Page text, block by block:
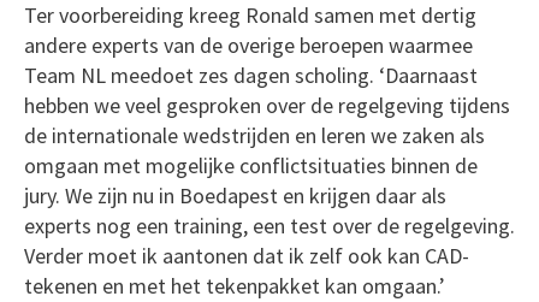
Ter voorbereiding kreeg Ronald samen met dertig
andere experts van de overige beroepen waarmee
Team NL meedoet zes dagen scholing. ‘Daarnaast
hebben we veel gesproken over de regelgeving tijdens
de internationale wedstrijden en leren we zaken als
omgaan met mogelijke conflictsituaties binnen de
jury. We zijn nu in Boedapest en krijgen daar als
experts nog een training, een test over de regelgeving.
Verder moet ik aantonen dat ik zelf ook kan CAD-
tekenen en met het tekenpakket kan omgaan.’